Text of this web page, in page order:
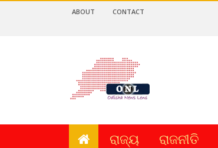
ABOUT CONTACT
ରାଜ୍ୟ ରାଜନୀତି